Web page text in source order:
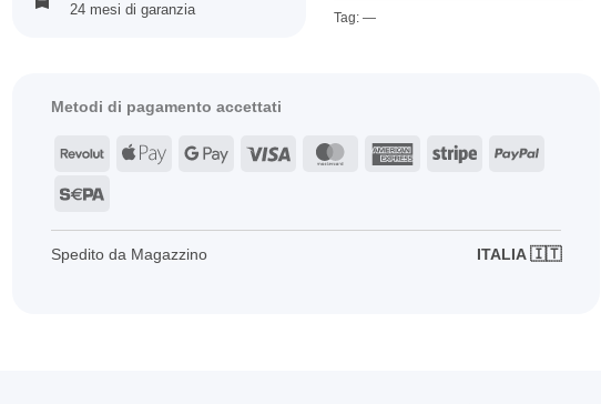
24 mesi di garanzia Tag: —
Metodi di pagamento accettati
RevolutApple
Google
Visa MasterCardAmericanStripe PayPal
Spedito da Magazzino ITALIA 🇮🇹